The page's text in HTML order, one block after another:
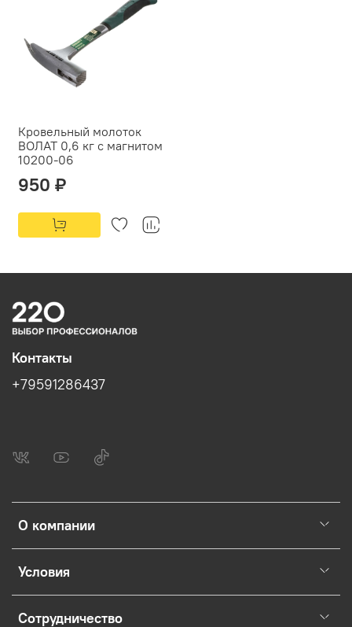
Кровельный молоток
ВОЛАТ 0,6 кг с магнитом
10200-06
950 ₽
О компании
Условия
Сотрудничество
Контакты
+79591286437